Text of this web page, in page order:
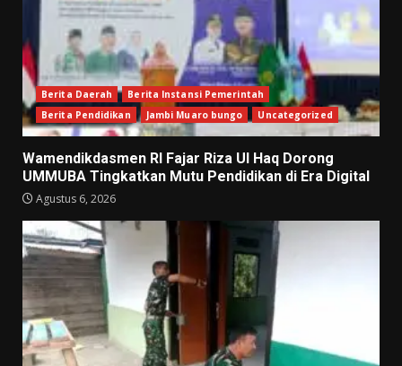
Berita Daerah
Berita Instansi Pemerintah
Berita Pendidikan
Jambi Muaro bungo Uncategorized
Wamendikdasmen RI Fajar Riza Ul Haq Dorong
UMMUBA Tingkatkan Mutu Pendidikan di Era Digital
Agustus 6, 2026